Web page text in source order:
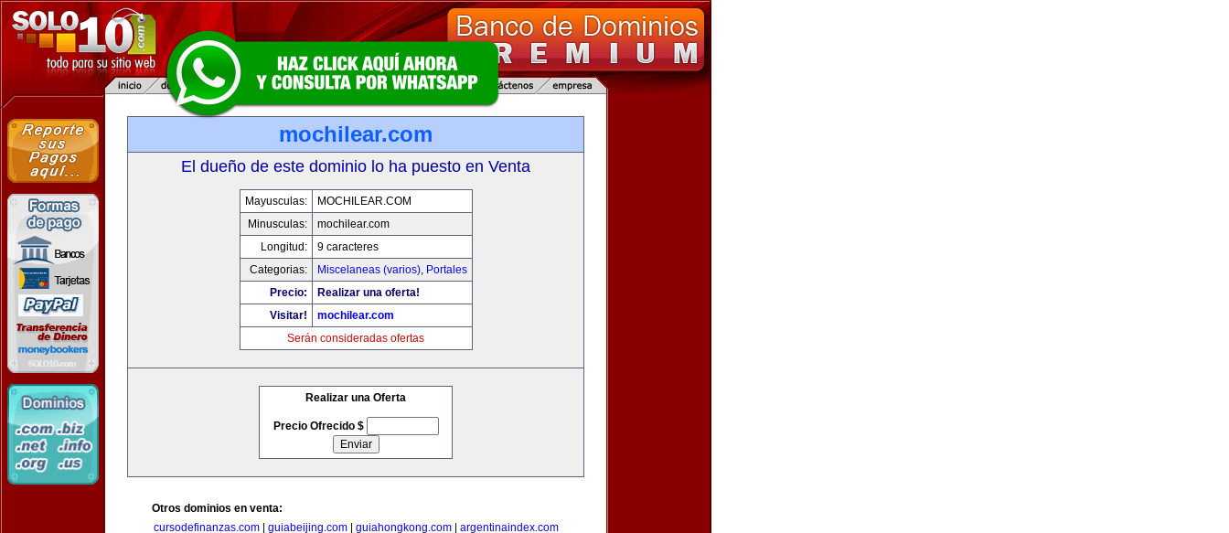
mochilear.com
El dueño de este dominio lo ha puesto en Venta
Mayusculas:
MOCHILEAR.COM
Minusculas:
mochilear.com
Longitud:
9 caracteres
Categorias:
Miscelaneas (varios), Portales
Precio:
Realizar una oferta!
Visitar!
mochilear.com
Serán consideradas ofertas
Realizar una Oferta
Precio Ofrecido $
Otros dominios en venta:
cursodefinanzas.com| guiabeijing.com| guiahongkong.com| argentinaindex.com